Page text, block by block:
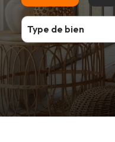
De l'ancien
De l'immo pro
Type de bien